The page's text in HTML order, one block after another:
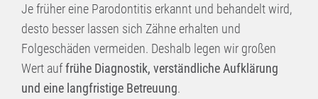
Je früher eine Parodontitis erkannt und behandelt wird,
desto besser lassen sich Zähne erhalten und
Folgeschäden vermeiden. Deshalb legen wir großen
Wert auffrühe Diagnostik, verständliche Aufklärung
und eine langfristige Betreuung.